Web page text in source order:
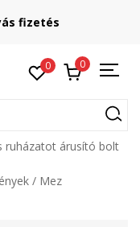
fizetés
0 0
ruházatot árusító bolt
Mez